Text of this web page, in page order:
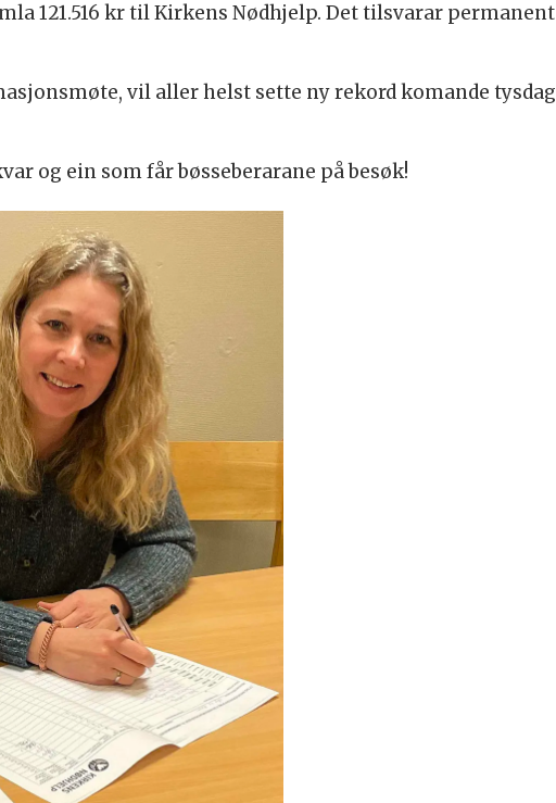
121.516 kr til Kirkens Nødhjelp. Det tilsvarar
vil aller helst sette ny rekord komande
og ein som får bøsseberarane på besøk!